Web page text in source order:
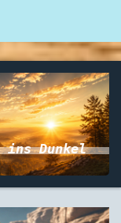
ins Dunkel